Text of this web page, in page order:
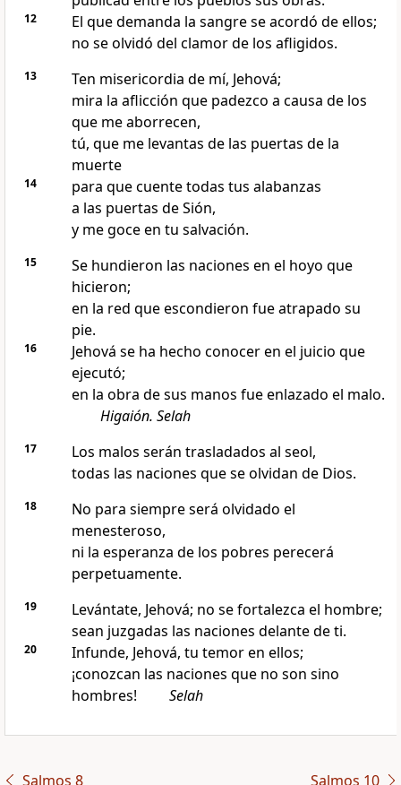
12
El que demanda la sangre se acordó de ellos;
no se olvidó del clamor de los afligidos.
13
Ten misericordia de mí, Jehová;
mira la aflicción que padezco a causa de los
que me aborrecen,
tú, que me levantas de las puertas de la
muerte
14
para que cuente todas tus alabanzas
a las puertas de Sión,
y me goce en tu salvación.
15
Se hundieron las naciones en el hoyo que
hicieron;
en la red que escondieron fue atrapado su
pie.
16
Jehová se ha hecho conocer en el juicio que
ejecutó;
en la obra de sus manos fue enlazado el malo.
Higaión. Selah
17
Los malos serán trasladados al seol,
todas las naciones que se olvidan de Dios.
18
No para siempre será olvidado el
menesteroso,
ni la esperanza de los pobres perecerá
perpetuamente.
19
Levántate, Jehová; no se fortalezca el hombre;
sean juzgadas las naciones delante de ti.
20
Infunde, Jehová, tu temor en ellos;
¡conozcan las naciones que no son sino
hombres!
Selah
Salmos 8 Salmos 10